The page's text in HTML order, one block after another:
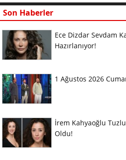
Son Haberler
Ece Dizdar Sevdam
Hazırlanıyor!
1 Ağustos 2026
İrem Kahyaoğlu
Oldu!